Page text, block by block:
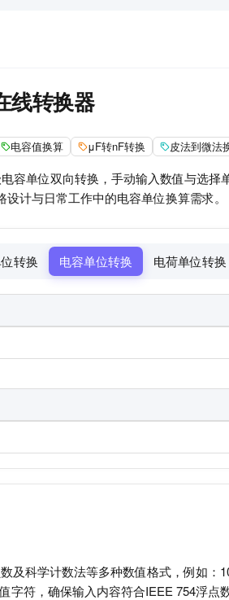
线转换器
电容值换算 μF转nF转换 皮法到微法
容单位双向转换，手动输入数值与选择
计与日常工作中的电容单位换算需求。
转换 电容单位转换 电荷单位转换
科学计数法等多种数值格式，例如：
符，确保输入内容符合IEEE 754浮点